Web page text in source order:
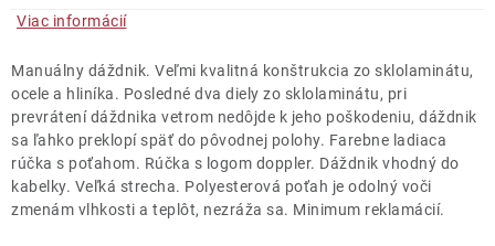
Viac informácií
Manuálny dáždnik. Veľmi kvalitná konštrukcia zo sklolaminátu,
ocele a hliníka. Posledné dva diely zo sklolaminátu, pri
prevrátení dáždnika vetrom nedôjde k jeho poškodeniu, dáždnik
sa ľahko preklopí späť do pôvodnej polohy. Farebne ladiaca
rúčka s poťahom. Rúčka s logom doppler. Dáždnik vhodný do
kabelky. Veľká strecha. Polyesterová poťah je odolný voči
zmenám vlhkosti a teplôt, nezráža sa. Minimum reklamácií.